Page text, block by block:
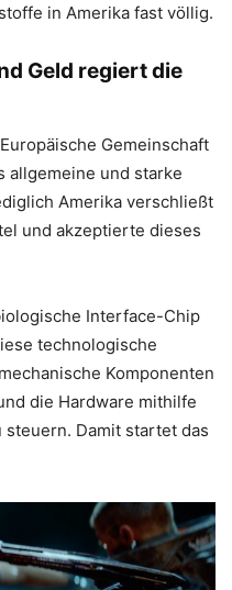
in Amerika fast völlig.
Geld regiert die
Gemeinschaft
allgemeine und starke
Amerika verschließt
und akzeptierte dieses
Interface-Chip
technologische
Komponenten
die Hardware mithilfe
Damit startet das